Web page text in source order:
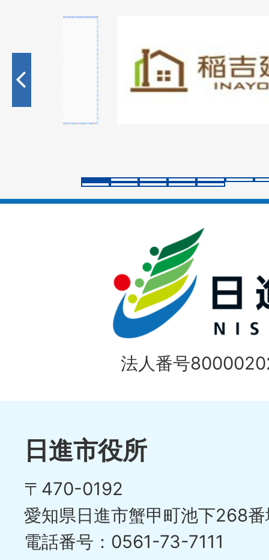
枚
目
ラ
イ
法人番号
日進市役所
〒470-0192
愛知県日進市蟹甲町池下268
電話番号：0561-73-7111